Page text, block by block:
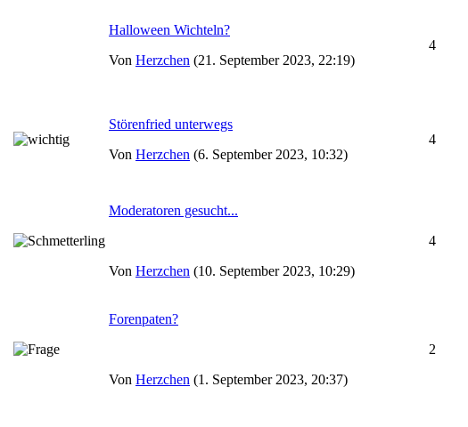
Halloween Wichteln?
Von Herzchen (21. September 2023, 22:19)
4
Störenfried unterwegs
Von Herzchen (6. September 2023, 10:32)
4
Moderatoren gesucht...
Von Herzchen (10. September 2023, 10:29)
4
Forenpaten?
Von Herzchen (1. September 2023, 20:37)
2